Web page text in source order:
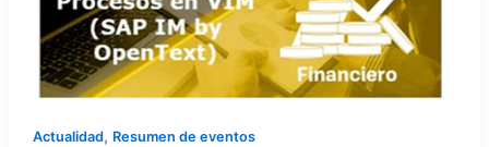
Actualidad, Resumen de eventos